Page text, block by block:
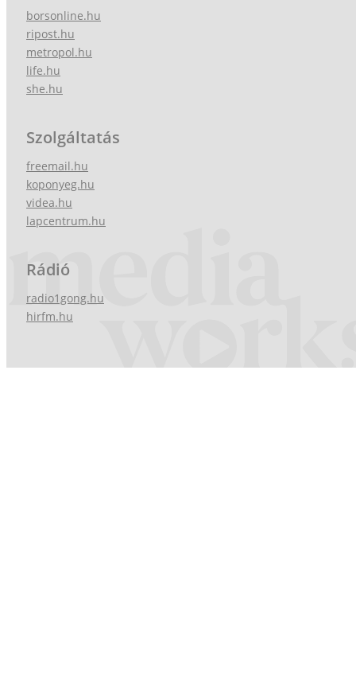
borsonline.hu
ripost.hu
metropol.hu
life.hu
she.hu
Szolgáltatás
freemail.hu
koponyeg.hu
videa.hu
lapcentrum.hu
Rádió
radio1gong.hu
hirfm.hu